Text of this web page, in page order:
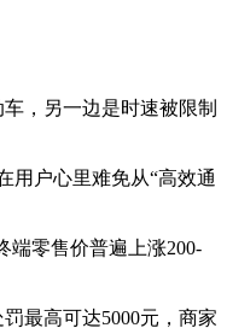
，另一边是时速被限制
用户心里难免从“高效通
端零售价普遍上涨200-
最高可达5000元，商家